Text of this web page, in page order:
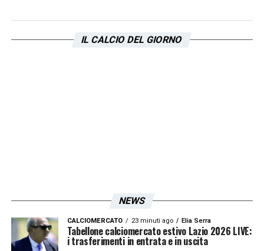
non è impossibile, ma serviranno volontà
IL CALCIO DEL GIORNO
NEWS
CALCIOMERCATO 23 minuti ago Elia Serra
Tabellone calciomercato estivo Lazio 2026 LIVE:
i trasferimenti in entrata e in uscita